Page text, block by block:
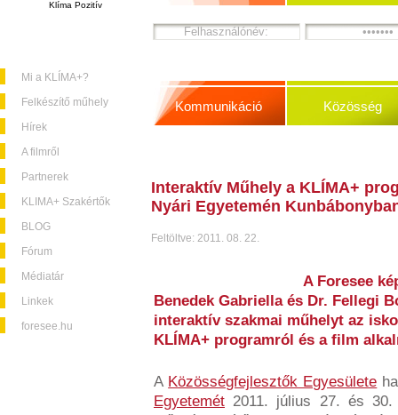
Klíma Pozitív
Mi a KLÍMA+?
Felkészítő műhely
Hírek
A filmről
Partnerek
KLIMA+ Szakértők
BLOG
Fórum
Médiatár
Linkek
foresee.hu
Kommunikáció Közösség
Interaktív Műhely a KLÍMA+
Nyári Egyetemén
Feltöltve: 2011. 08. 22.
A Foresee
Benedek Gabriella és Dr. Fellegi
interaktív szakmai műhelyt az
KLÍMA+ programról és a film
A Közösségfejlesztők Egyesülete
Egyetemét 2011. július 27. és 30.